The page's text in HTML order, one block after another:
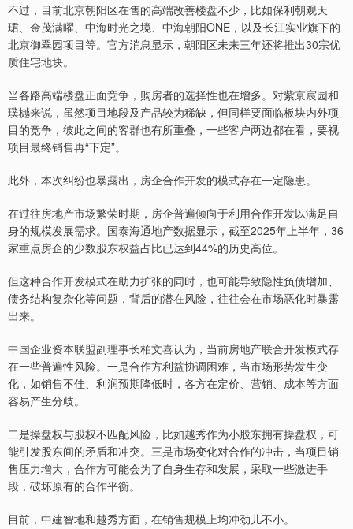
不过，目前北京朝阳区在售的高端改善楼盘不少，比如保利朝观天
珺、金茂满曜、中海时光之境、中海朝阳ONE，以及长江实业旗下的
北京御翠园项目等。官方消息显示，朝阳区未来三年还将推出30宗优
质住宅地块。
当各路高端楼盘正面竞争，购房者的选择性也在增多。对紫京宸园和
璞樾来说，虽然项目地段及产品较为稀缺，但同样要面临板块内外项
目的竞争，彼此之间的客群也有所重叠，一些客户两边都在看，要视
项目最终销售再“下定”。
此外，本次纠纷也暴露出，房企合作开发的模式存在一定隐患。
在过往房地产市场繁荣时期，房企普遍倾向于利用合作开发以满足自
身的规模发展需求。国泰海通地产数据显示，截至2025年上半年，36
家重点房企的少数股东权益占比已达到44%的历史高位。
但这种合作开发模式在助力扩张的同时，也可能导致隐性负债增加、
债务结构复杂化等问题，背后的潜在风险，往往会在市场恶化时暴露
出来。
中国企业资本联盟副理事长柏文喜认为，当前房地产联合开发模式存
在一些普遍性风险。一是合作方利益协调困难，当市场形势发生变
化，如销售不佳、利润预期降低时，各方在定价、营销、成本等方面
容易产生分歧。
二是操盘权与股权不匹配风险，比如越秀作为小股东拥有操盘权，可
能引发股东间的矛盾和冲突。三是市场变化对合作的冲击，当项目销
售压力增大，合作方可能会为了自身生存和发展，采取一些激进手
段，破坏原有的合作平衡。
目前，中建智地和越秀方面，在销售规模上均冲劲儿不小。